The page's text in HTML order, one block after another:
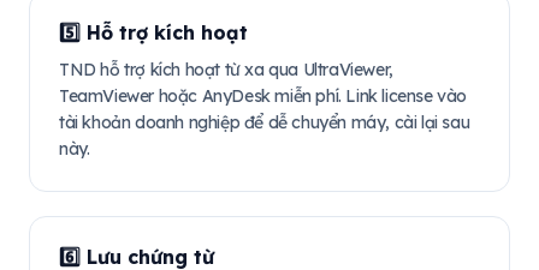
5️⃣ Hỗ trợ kích hoạt
TND hỗ trợ kích hoạt từ xa qua UltraViewer,
TeamViewer hoặc AnyDesk miễn phí. Link license vào
tài khoản doanh nghiệp để dễ chuyển máy, cài lại sau
này.
6️⃣ Lưu chứng từ